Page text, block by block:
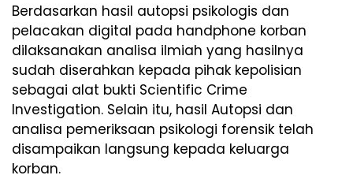
Berdasarkan hasil autopsi psikologis dan
pelacakan digital pada handphone korban
dilaksanakan analisa ilmiah yang hasilnya
sudah diserahkan kepada pihak kepolisian
sebagai alat bukti Scientific Crime
Investigation. Selain itu, hasil Autopsi dan
analisa pemeriksaan psikologi forensik telah
disampaikan langsung kepada keluarga
korban.